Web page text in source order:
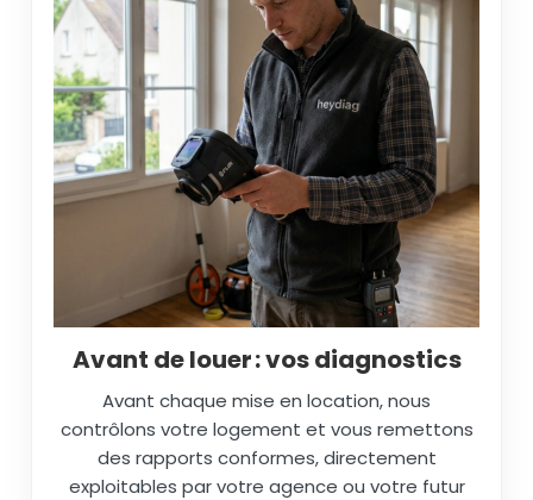
Avant de louer : vos diagnostics
Avant chaque mise en location, nous
contrôlons votre logement et vous remettons
des rapports conformes, directement
exploitables par votre agence ou votre futur